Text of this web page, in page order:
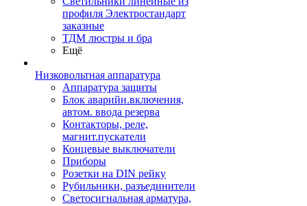
профиля Электростандарт
заказные
ТДМ люстры и бра
Ещё
Низковольтная аппаратура
Аппаратура защиты
Блок аварийн.включения,
автом. ввода резерва
Контакторы, реле,
магнит.пускатели
Концевые выключатели
Приборы
Розетки на DIN рейку
Рубильники, разъединители
Светосигнальная арматура,